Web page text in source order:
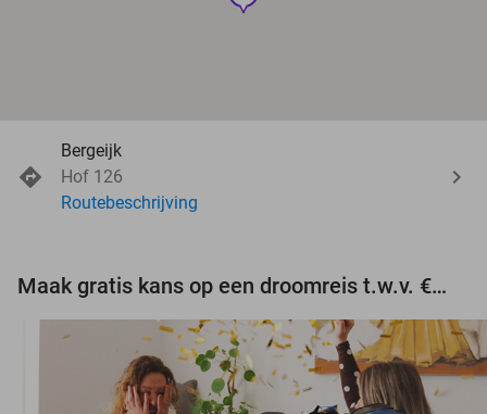
Bergeijk
Hof 126
Routebeschrijving
Maak gratis kans op een droomreis t.w.v. €3.000!